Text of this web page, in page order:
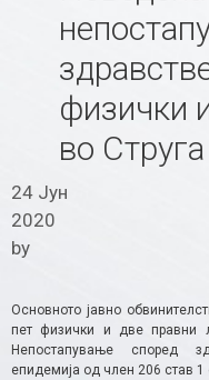
физички
во Струга
24 Јун
2020
by
Основното јавно
пет физички и две правни
Непостапување според
епидемија од член 206 став 1